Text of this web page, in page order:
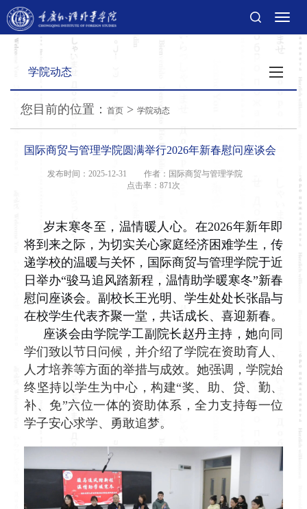
切
换
学院动态
您目前的位置： 首页 > 学院动态
国际商贸与管理学院圆满举行2026年新春慰问座谈会
发布时间：2025-12-31
作者：国际商贸与管理学院
点击率： 871次
岁末寒冬至，温情暖人心。 在2026年新年即
将到来之际，为切实关心家庭经济困难学生，传
递学校的温暖与关怀，国际商贸与管理学院于近
日举办“骏马追风踏新程，温情助学暖寒冬”新春
慰问座谈会。副校长王光明、学生处处长张晶与
在校学生代表齐聚一堂，共话成长、喜迎新春。
座谈会由学院学工副院长赵丹主持，她向同
学们致以节日问候，并介绍了学院在资助育人、
人才培养等方面的举措与成效。她强调，学院始
终坚持以学生为中心，构建“奖、助、贷、勤、
补、免”六位一体的资助体系，全力支持每一位
学子安心求学、勇敢追梦。